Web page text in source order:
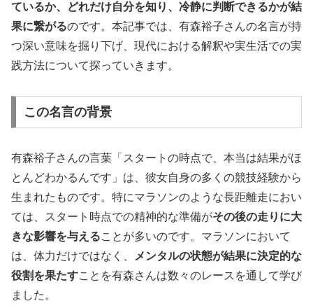
ているか、どれだけ自分を知り、冷静に判断できるかが結
果に繋がるのです。本記事では、有森裕子さんの名言が持
つ深い意味を掘り下げ、現代における解釈や実生活での実
践方法について探っていきます。
この名言の背景
有森裕子さんの言葉「スタートの時点で、本当は結果がほ
とんどわかるんです」は、彼女自身の多くの競技経験から
生まれたものです。特にマラソンのような長距離走におい
ては、スタート時点での精神的な準備がその後の走りに大
きな影響を与えることが多いのです。マラソンにおいて
は、体力だけではなく、
メンタルの状態が結果に決定的な
役割を果たすことを有森さんは数々のレースを通して学び
ました。